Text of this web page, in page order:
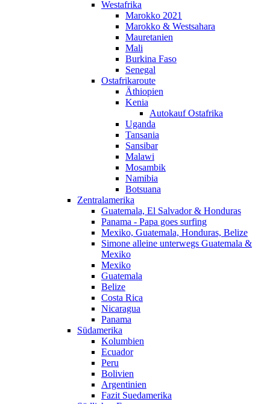
Westafrika
Marokko 2021
Marokko & Westsahara
Mauretanien
Mali
Burkina Faso
Senegal
Ostafrikaroute
Äthiopien
Kenia
Autokauf Ostafrika
Uganda
Tansania
Sansibar
Malawi
Mosambik
Namibia
Botsuana
Zentralamerika
Guatemala, El Salvador & Honduras
Panama - Papa goes surfing
Mexiko, Guatemala, Honduras, Belize
Simone alleine unterwegs Guatemala &
Mexiko
Mexiko
Guatemala
Belize
Costa Rica
Nicaragua
Panama
Südamerika
Kolumbien
Ecuador
Peru
Bolivien
Argentinien
Fazit Suedamerika